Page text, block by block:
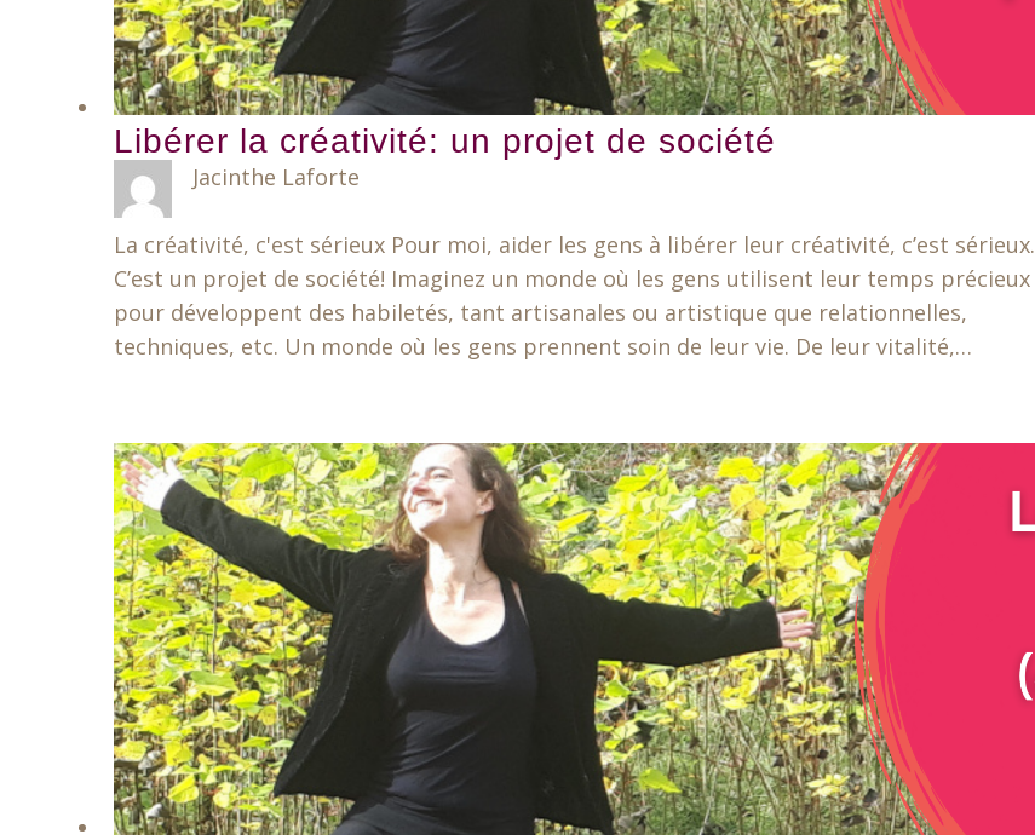
Libérer la créativité: un projet de société
Jacinthe Laforte
La créativité, c'est sérieux Pour moi, aider les gens à libérer leur créativité, c’est sérieux.
C’est un projet de société! Imaginez un monde où les gens utilisent leur temps précieux
pour développent des habiletés, tant artisanales ou artistique que relationnelles,
techniques, etc. Un monde où les gens prennent soin de leur vie. De leur vitalité,…